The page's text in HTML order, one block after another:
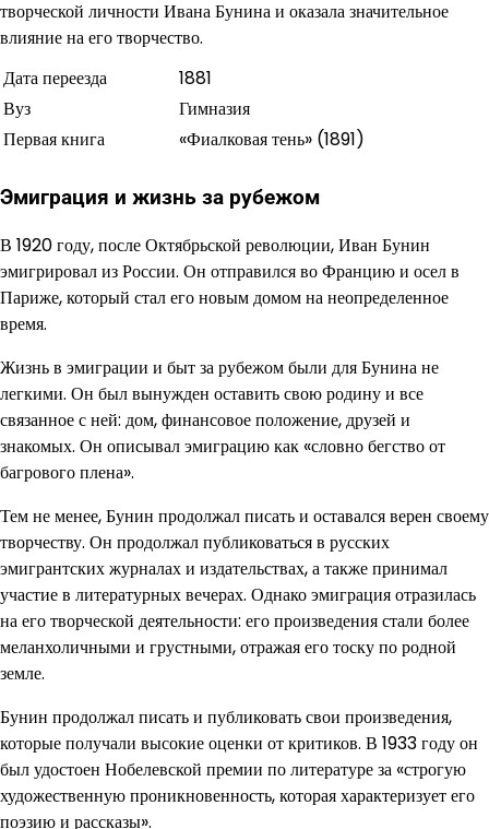
творческой личности Ивана Бунина и оказала значительное
влияние на его творчество.
Дата переезда
1881
Вуз
Гимназия
Первая книга
«Фиалковая тень» (1891)
Эмиграция и жизнь за рубежом
В 1920 году, после Октябрьской революции, Иван Бунин
эмигрировал из России. Он отправился во Францию и осел в
Париже, который стал его новым домом на неопределенное
время.
Жизнь в эмиграции и быт за рубежом были для Бунина не
легкими. Он был вынужден оставить свою родину и все
связанное с ней: дом, финансовое положение, друзей и
знакомых. Он описывал эмиграцию как «словно бегство от
багрового плена».
Тем не менее, Бунин продолжал писать и оставался верен своему
творчеству. Он продолжал публиковаться в русских
эмигрантских журналах и издательствах, а также принимал
участие в литературных вечерах. Однако эмиграция отразилась
на его творческой деятельности: его произведения стали более
меланхоличными и грустными, отражая его тоску по родной
земле.
Бунин продолжал писать и публиковать свои произведения,
которые получали высокие оценки от критиков. В 1933 году он
был удостоен Нобелевской премии по литературе за «строгую
художественную проникновенность, которая характеризует его
поэзию и рассказы».